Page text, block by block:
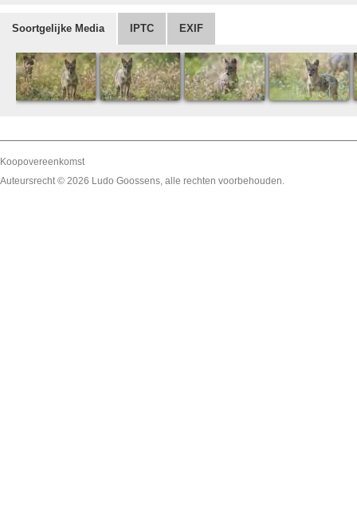
Soortgelijke Media IPTC EXIF
Koopovereenkomst
Auteursrecht © 2026 Ludo Goossens, alle rechten voorbehouden.